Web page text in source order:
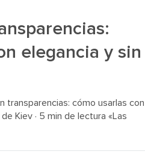
elegancia y sin
transparencias: cómo usarlas con
Kiev · 5 min de lectura «Las
más divide opiniones…